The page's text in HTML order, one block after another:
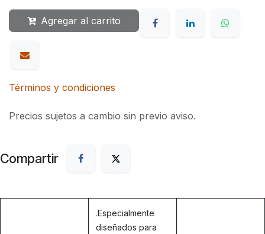
Agregar al carrito
Términos y condiciones
Precios sujetos a cambio sin previo aviso.
Compartir
.Especialmente
diseñados para